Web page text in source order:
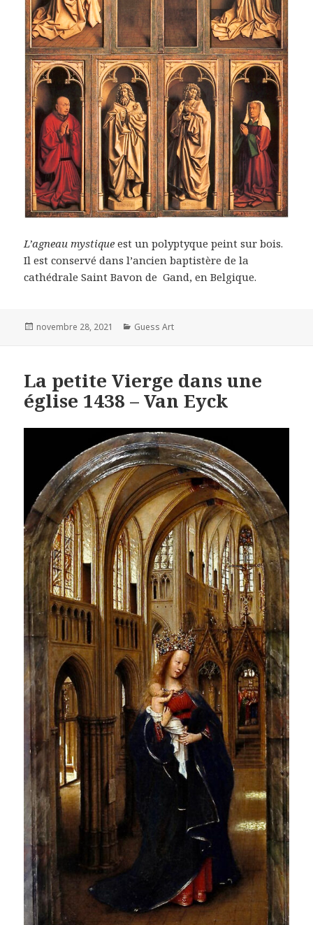
L’agneau mystiqueest un polyptyque peint sur bois.
Il est conservé dans l’ancien baptistère de la
cathédrale Saint Bavon de Gand, en Belgique.
Posted
novembre 28, 2021 Categories
Guess Art
La petite Vierge dans une
église 1438 – Van Eyck